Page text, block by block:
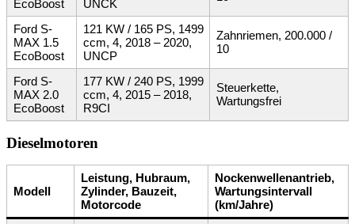
EcoBoost
UNCK
Ford S-
MAX 1.5
EcoBoost
121 KW / 165 PS, 1499
ccm, 4, 2018 – 2020,
UNCP
Zahnriemen, 200.000 /
10
Ford S-
MAX 2.0
EcoBoost
177 KW / 240 PS, 1999
ccm, 4, 2015 – 2018,
R9CI
Steuerkette,
Wartungsfrei
Dieselmotoren
Modell
Leistung, Hubraum,
Zylinder, Bauzeit,
Motorcode
Nockenwellenantrieb,
Wartungsintervall
(km/Jahre)